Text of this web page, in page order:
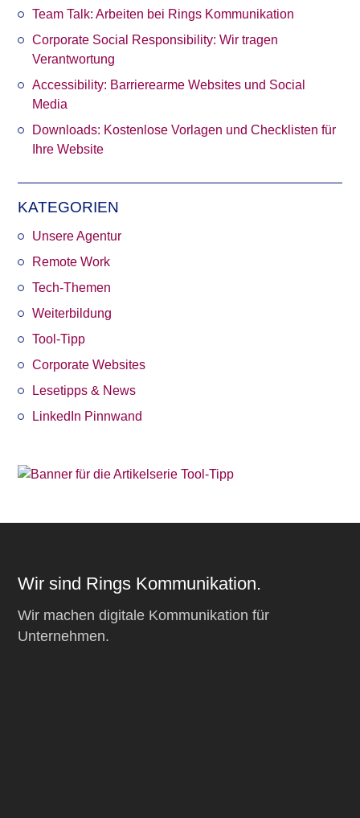
Team Talk: Arbeiten bei Rings Kommunikation
Corporate Social Responsibility: Wir tragen
Verantwortung
Accessibility: Barrierearme Websites und Social
Media
Downloads: Kostenlose Vorlagen und Checklisten für
Ihre Website
KATEGORIEN
Unsere Agentur
Remote Work
Tech-Themen
Weiterbildung
Tool-Tipp
Corporate Websites
Lesetipps & News
LinkedIn Pinnwand
Wir sind Rings Kommunikation.
Wir machen digitale Kommunikation für
Unternehmen.